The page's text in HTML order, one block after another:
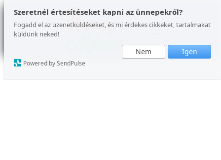
Szeretnél értesítéseket kapni az ünnepekről?
Fogadd el az üzenetküldéseket, és mi érdekes cikkeket, tartalmakat
küldünk neked!
Nem Igen
Powered by SendPulse
Ugrás
tartalomhoz